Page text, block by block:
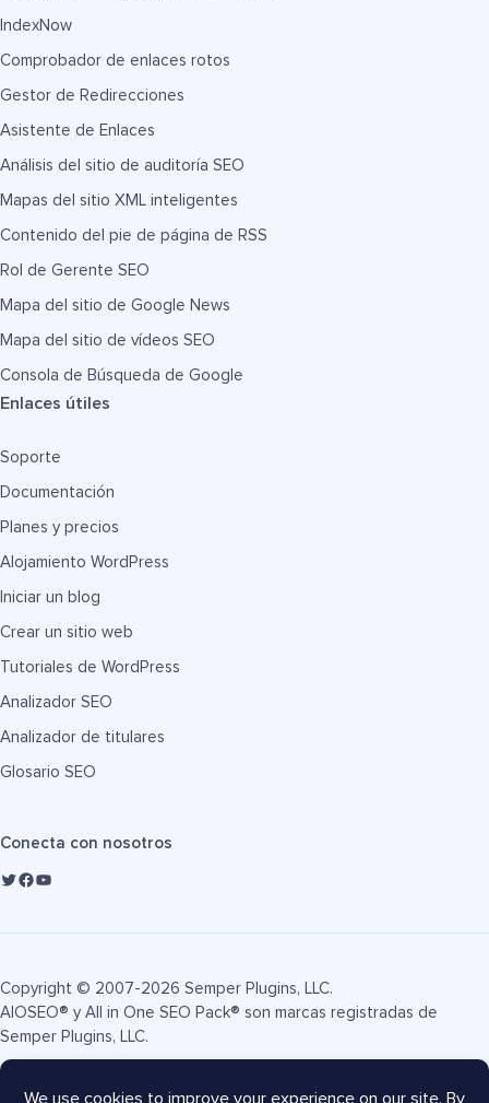
IndexNow
Comprobador de enlaces rotos
Gestor de Redirecciones
Asistente de Enlaces
Análisis del sitio de auditoría SEO
Mapas del sitio XML inteligentes
Contenido del pie de página de RSS
Rol de Gerente SEO
Mapa del sitio de Google News
Mapa del sitio de vídeos SEO
Consola de Búsqueda de Google
Enlaces útiles
Soporte
Documentación
Planes y precios
Alojamiento WordPress
Iniciar un blog
Crear un sitio web
Tutoriales de WordPress
Analizador SEO
Analizador de titulares
Glosario SEO
Conecta con nosotros
Copyright © 2007-2026 Semper Plugins, LLC.
AIOSEO® y All in One SEO Pack® son marcas registradas de
Semper Plugins, LLC.
Términos de servicio Política de privacidad